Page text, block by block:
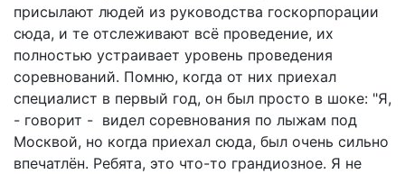
присылают людей из руководства госкорпорации
сюда, и те отслеживают всё проведение, их
полностью устраивает уровень проведения
соревнований. Помню, когда от них приехал
специалист в первый год, он был просто в шоке: "Я,
- говорит - видел соревнования по лыжам под
Москвой, но когда приехал сюда, был очень сильно
впечатлён. Ребята, это что-то грандиозное. Я не